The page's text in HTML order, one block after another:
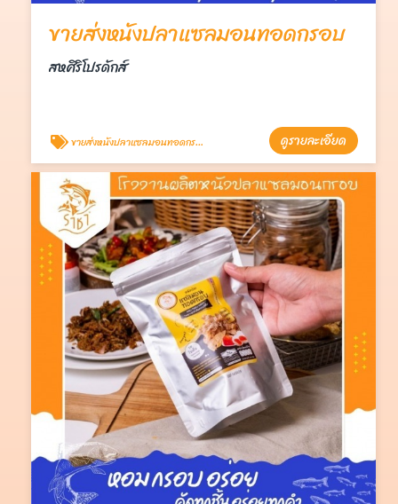
ขายส่งหนังปลาแซลมอนทอดกรอบ
สหศิริโปรดักส์
ขายส่งหนังปลาแซลมอนทอดกรอบ ดูรายละเอียด